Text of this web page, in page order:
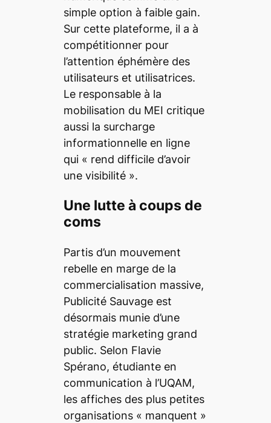
simple option à faible gain.
Sur cette plateforme, il a à
compétitionner pour
l’attention éphémère des
utilisateurs et utilisatrices.
Le responsable à la
mobilisation du MEI critique
aussi la surcharge
informationnelle en ligne
qui « rend difficile d’avoir
une visibilité ».
Une lutte à coups de
coms
Partis d’un mouvement
rebelle en marge de la
commercialisation massive,
Publicité Sauvage est
désormais munie d’une
stratégie marketing grand
public. Selon Flavie
Spérano, étudiante en
communication à l’UQAM,
les affiches des plus petites
organisations « manquent »